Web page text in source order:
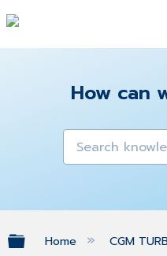
How can
Expand/
Home CGM